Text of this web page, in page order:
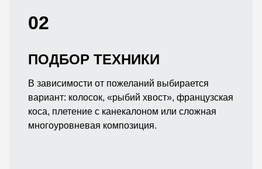
02
ПОДБОР ТЕХНИКИ
В зависимости от пожеланий выбирается
вариант: колосок, «рыбий хвост», французская
коса, плетение с канекалоном или сложная
многоуровневая композиция.